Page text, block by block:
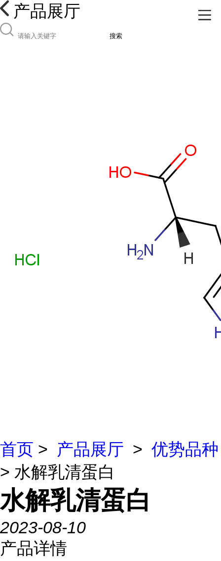
产品展厅
搜索
首页 > 产品展厅 > 优势品种
> 水解乳清蛋白
水解乳清蛋白
2023-08-10
产品详情